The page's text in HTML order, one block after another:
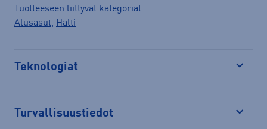
Tuotteeseen liittyvät kategoriat
Alusasut, Halti
Teknologiat
Turvallisuustiedot